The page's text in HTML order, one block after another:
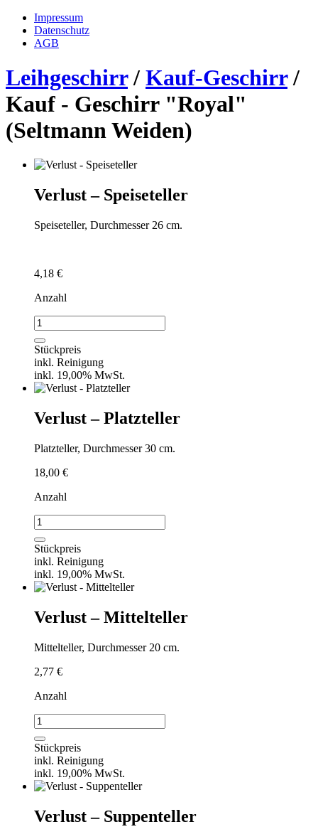
Impressum
Datenschutz
AGB
Leihgeschirr / Kauf-Geschirr /
Kauf - Geschirr "Royal"
(Seltmann Weiden)
Verlust – Speiseteller
Speiseteller, Durchmesser 26 cm.
4,18 €
Anzahl
Verlust
-
Speiseteller
Menge
Stückpreis
inkl. Reinigung
inkl. 19,00% MwSt.
Verlust – Platzteller
Platzteller, Durchmesser 30 cm.
18,00 €
Anzahl
Verlust
-
Platzteller
Menge
Stückpreis
inkl. Reinigung
inkl. 19,00% MwSt.
Verlust – Mittelteller
Mittelteller, Durchmesser 20 cm.
2,77 €
Anzahl
Verlust
-
Mittelteller
Menge
Stückpreis
inkl. Reinigung
inkl. 19,00% MwSt.
Verlust – Suppenteller